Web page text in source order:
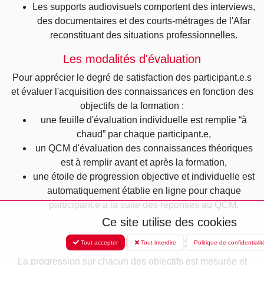
Les supports audiovisuels comportent des interviews,
des documentaires et des courts-métrages de l'Afar
reconstituant des situations professionnelles.
Les modalités d'évaluation
Pour apprécier le degré de satisfaction des participant.e.s
et évaluer l'acquisition des connaissances en fonction des
objectifs de la formation :
une feuille d'évaluation individuelle est remplie “à
chaud” par chaque participant.e,
un QCM d'évaluation des connaissances théoriques
est à remplir avant et après la formation,
une étoile de progression objective et individuelle est
automatiquement établie en ligne pour chaque
participant.e à la suite des réponses au QCM.
Les axes d'amélioration
La progression sur chacun des objectifs est mesurée et
Ce site utilise des cookies
Tout accepter Tout interdire Politique de